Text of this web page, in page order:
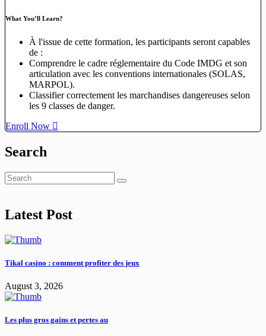
What You’ll Learn?
À l'issue de cette formation, les participants seront capables
de :
Comprendre le cadre réglementaire du Code IMDG et son
articulation avec les conventions internationales (SOLAS,
MARPOL).
Classifier correctement les marchandises dangereuses selon
les 9 classes de danger.
Enroll Now
Search
Latest Post
Tikal casino : comment profiter des jeux
August 3, 2026
Les plus gros gains et pertes au